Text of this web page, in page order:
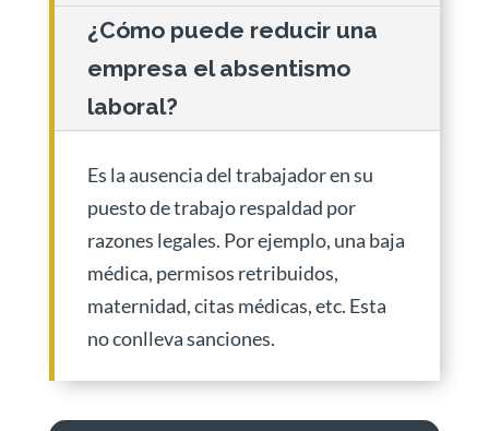
¿Cómo puede reducir una
empresa el absentismo
laboral?
Es la ausencia del trabajador en su
puesto de trabajo respaldad por
razones legales. Por ejemplo, una baja
médica, permisos retribuidos,
maternidad, citas médicas, etc. Esta
no conlleva sanciones.